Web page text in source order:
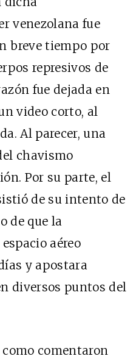
venezolana fue
breve tiempo por
represivos de
fue dejada en
video corto, al
Al parecer, una
chavismo
Por su parte, el
de su intento de
de que la
aéreo
y apostara
diversos puntos del
comentaron